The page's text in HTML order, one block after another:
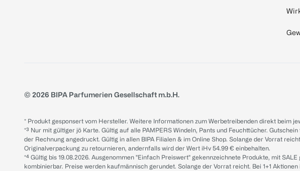
© 2026 BIPA Parfumerien Gesellschaft m.b.H.
* Produkt gesponsert vom Hersteller. Weitere Informationen zum Werbetreibenden direkt beim
*³ Nur mit gültiger jö Karte. Gültig auf alle PAMPERS Windeln, Pants und Feuchttücher.
der Rechnung angedruckt. Gültig in allen BIPA Filialen & im Online Shop. Solange der Vorrat
Originalverpackung zu retournieren, andernfalls wird der Wert iHv 54.99 € einbehalten.
*⁴ Gültig bis 19.08.2026. Ausgenommen "Einfach Preiswert" gekennzeichnete Produkte, mit
kombinierbar. Preise werden kaufmännisch gerundet. Solange der Vorrat reicht. Bei 1+1